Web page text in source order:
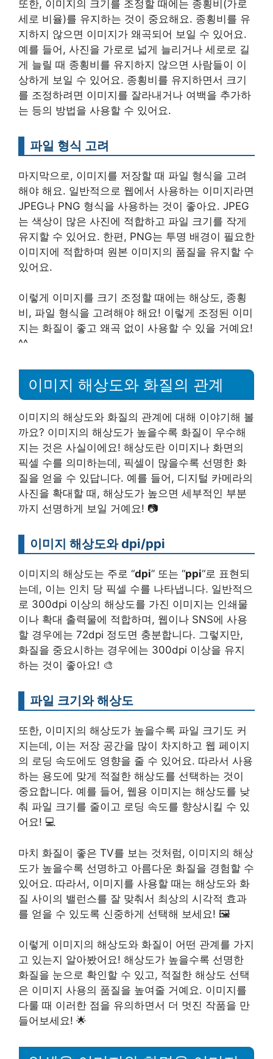
또한, 이미지의 크기를 조정할 때에는 종횡비(가로
세로 비율)를 유지하는 것이 중요해요. 종횡비를 유
지하지 않으면 이미지가 왜곡되어 보일 수 있어요.
예를 들어, 사진을 가로로 넓게 늘리거나 세로로 길
게 늘릴 때 종횡비를 유지하지 않으면 사람들이 이
상하게 보일 수 있어요. 종횡비를 유지하면서 크기
를 조정하려면 이미지를 잘라내거나 여백을 추가하
는 등의 방법을 사용할 수 있어요.
파일 형식 고려
마지막으로, 이미지를 저장할 때 파일 형식을 고려
해야 해요. 일반적으로 웹에서 사용하는 이미지라면
JPEG나 PNG 형식을 사용하는 것이 좋아요. JPEG
는 색상이 많은 사진에 적합하고 파일 크기를 작게
유지할 수 있어요. 한편, PNG는 투명 배경이 필요한
이미지에 적합하며 원본 이미지의 품질을 유지할 수
있어요.
이렇게 이미지를 크기 조정할 때에는 해상도, 종횡
비, 파일 형식을 고려해야 해요! 이렇게 조정된 이미
지는 화질이 좋고 왜곡 없이 사용할 수 있을 거예요!
^^
이미지 해상도와 화질의 관계
이미지의 해상도와 화질의 관계에 대해 이야기해 볼
까요? 이미지의 해상도가 높을수록 화질이 우수해
지는 것은 사실이에요! 해상도란 이미지나 화면의
픽셀 수를 의미하는데, 픽셀이 많을수록 선명한 화
질을 얻을 수 있답니다. 예를 들어, 디지털 카메라의
사진을 확대할 때, 해상도가 높으면 세부적인 부분
까지 선명하게 보일 거예요! 📷
이미지 해상도와 dpi/ppi
이미지의 해상도는 주로 “dpi” 또는 “ppi“로 표현되
는데, 이는 인치 당 픽셀 수를 나타냅니다. 일반적으
로 300dpi 이상의 해상도를 가진 이미지는 인쇄물
이나 확대 출력물에 적합하며, 웹이나 SNS에 사용
할 경우에는 72dpi 정도면 충분합니다. 그렇지만,
화질을 중요시하는 경우에는 300dpi 이상을 유지
하는 것이 좋아요! 🎨
파일 크기와 해상도
또한, 이미지의 해상도가 높을수록 파일 크기도 커
지는데, 이는 저장 공간을 많이 차지하고 웹 페이지
의 로딩 속도에도 영향을 줄 수 있어요. 따라서 사용
하는 용도에 맞게 적절한 해상도를 선택하는 것이
중요합니다. 예를 들어, 웹용 이미지는 해상도를 낮
춰 파일 크기를 줄이고 로딩 속도를 향상시킬 수 있
어요! 💻
마치 화질이 좋은 TV를 보는 것처럼, 이미지의 해상
도가 높을수록 선명하고 아름다운 화질을 경험할 수
있어요. 따라서, 이미지를 사용할 때는 해상도와 화
질 사이의 밸런스를 잘 맞춰서 최상의 시각적 효과
를 얻을 수 있도록 신중하게 선택해 보세요! 🖼️
이렇게 이미지의 해상도와 화질이 어떤 관계를 가지
고 있는지 알아봤어요! 해상도가 높을수록 선명한
화질을 눈으로 확인할 수 있고, 적절한 해상도 선택
은 이미지 사용의 품질을 높여줄 거예요. 이미지를
다룰 때 이러한 점을 유의하면서 더 멋진 작품을 만
들어보세요! 🌟